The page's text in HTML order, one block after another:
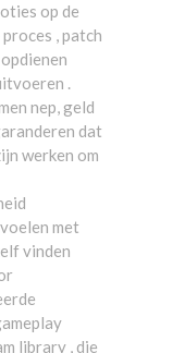
op de
, patch
.
nep, geld
dat
werken om
met
vinden
library , die